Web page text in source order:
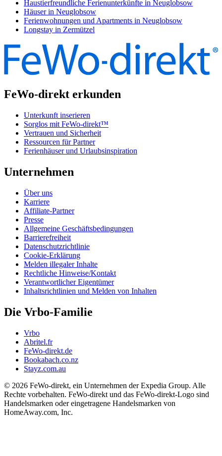
Haustierfreundliche Ferienunterkünfte in Neuglobsow
Häuser in Neuglobsow
Ferienwohnungen und Apartments in Neuglobsow
Longstay in Zermützel
FeWo-direkt erkunden
Unterkunft inserieren
Sorglos mit FeWo-direkt™
Vertrauen und Sicherheit
Ressourcen für Partner
Ferienhäuser und Urlaubsinspiration
Unternehmen
Über uns
Karriere
Affiliate-Partner
Presse
Allgemeine Geschäftsbedingungen
Barrierefreiheit
Datenschutzrichtlinie
Cookie-Erklärung
Melden illegaler Inhalte
Rechtliche Hinweise/Kontakt
Verantwortlicher Eigentümer
Inhaltsrichtlinien und Melden von Inhalten
Die Vrbo-Familie
Vrbo
Abritel.fr
FeWo-direkt.de
Bookabach.co.nz
Stayz.com.au
© 2026 FeWo-direkt, ein Unternehmen der Expedia Group. Alle
Rechte vorbehalten. FeWo-direkt und das FeWo-direkt-Logo sind
Handelsmarken oder eingetragene Handelsmarken von
HomeAway.com, Inc.